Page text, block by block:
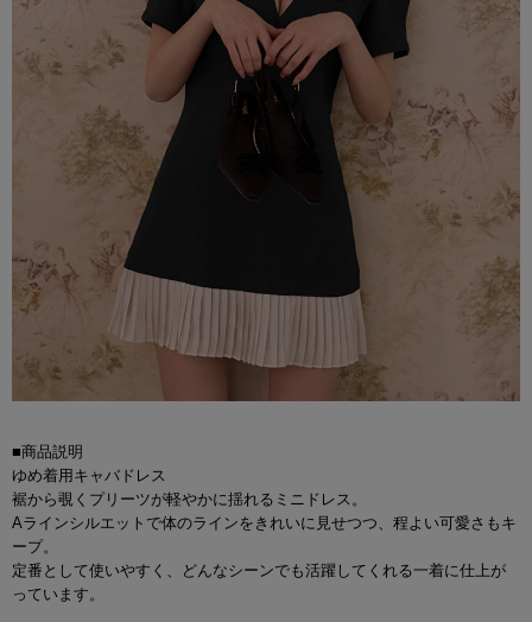
■商品説明
ゆめ着用キャバドレス
裾から覗くプリーツが軽やかに揺れるミニドレス。
Aラインシルエットで体のラインをきれいに見せつつ、程よい可愛さもキ
ープ。
定番として使いやすく、どんなシーンでも活躍してくれる一着に仕上が
っています。